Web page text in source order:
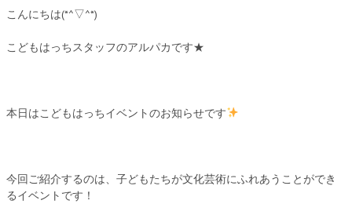
お問合わせ
こんにちは(*^▽^*)
こどもはっちスタッフのアルパカです★
本日はこどもはっちイベントのお知らせです
今回ご紹介するのは、子どもたちが文化芸術にふれあうことができ
るイベントです！